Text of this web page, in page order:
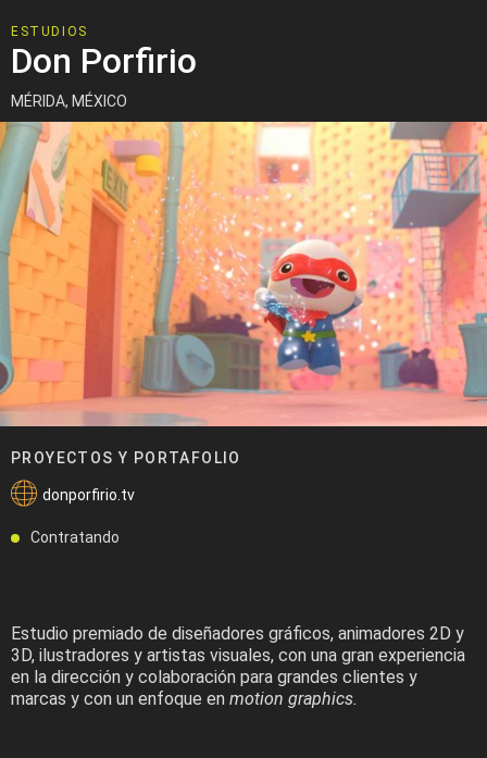
ESTUDIOS
Don Porfirio
MÉRIDA, MÉXICO
PROYECTOS Y PORTAFOLIO
donporfirio.tv
Contratando
Estudio premiado de diseñadores gráficos, animadores 2D y
3D, ilustradores y artistas visuales, con una gran experiencia
en la dirección y colaboración para grandes clientes y
marcas y con un enfoque en motion graphics.